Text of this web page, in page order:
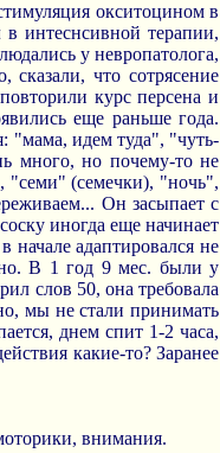
окситоцином в
интеснсивной терапии,
у невропатолога,
что сотрясение
курс персена и
еще раньше года.
"мама, идем туда", "чуть-
много, но почему-то не
"семи" (семечки), "ночь",
Он засыпает с
иногда еще начинает
начале адаптировался не
В 1 год 9 мес. были у
слов 50, она требовала
мы не стали принимать
днем спит 1-2 часа,
какие-то? Заранее
внимания.